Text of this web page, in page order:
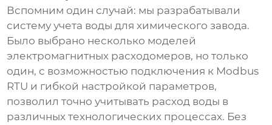
Вспомним один случай: мы разрабатывали
систему учета воды для химического завода.
Было выбрано несколько моделей
электромагнитных расходомеров, но только
один, с возможностью подключения к Modbus
RTU и гибкой настройкой параметров,
позволил точно учитывать расход воды в
различных технологических процессах. Без